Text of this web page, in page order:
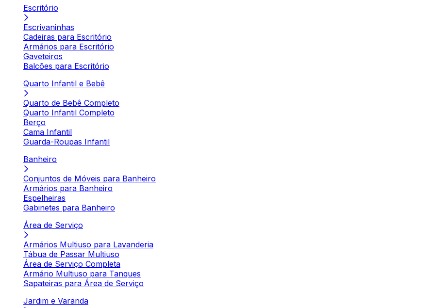
Escritório
Escrivaninhas
Cadeiras para Escritório
Armários para Escritório
Gaveteiros
Balcões para Escritório
Quarto Infantil e Bebê
Quarto de Bebê Completo
Quarto Infantil Completo
Berço
Cama Infantil
Guarda-Roupas Infantil
Banheiro
Conjuntos de Móveis para Banheiro
Armários para Banheiro
Espelheiras
Gabinetes para Banheiro
Área de Serviço
Armários Multiuso para Lavanderia
Tábua de Passar Multiuso
Área de Serviço Completa
Armário Multiuso para Tanques
Sapateiras para Área de Serviço
Jardim e Varanda